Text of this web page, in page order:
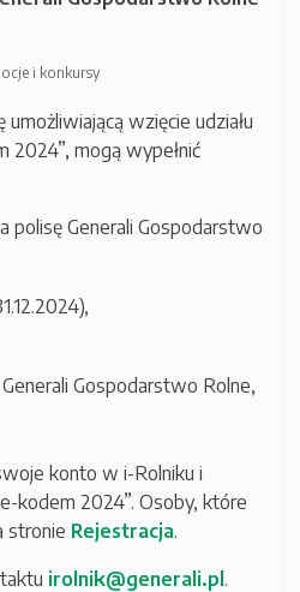
i konkursy
wzięcie udziału
2024”, mogą wypełnić
polisę Generali Gospodarstwo
Gospodarstwo Rolne,
konto w i-Rolniku i
kodem 2024”. Osoby, które
stronie Rejestracja.
irolnik@generali.pl .